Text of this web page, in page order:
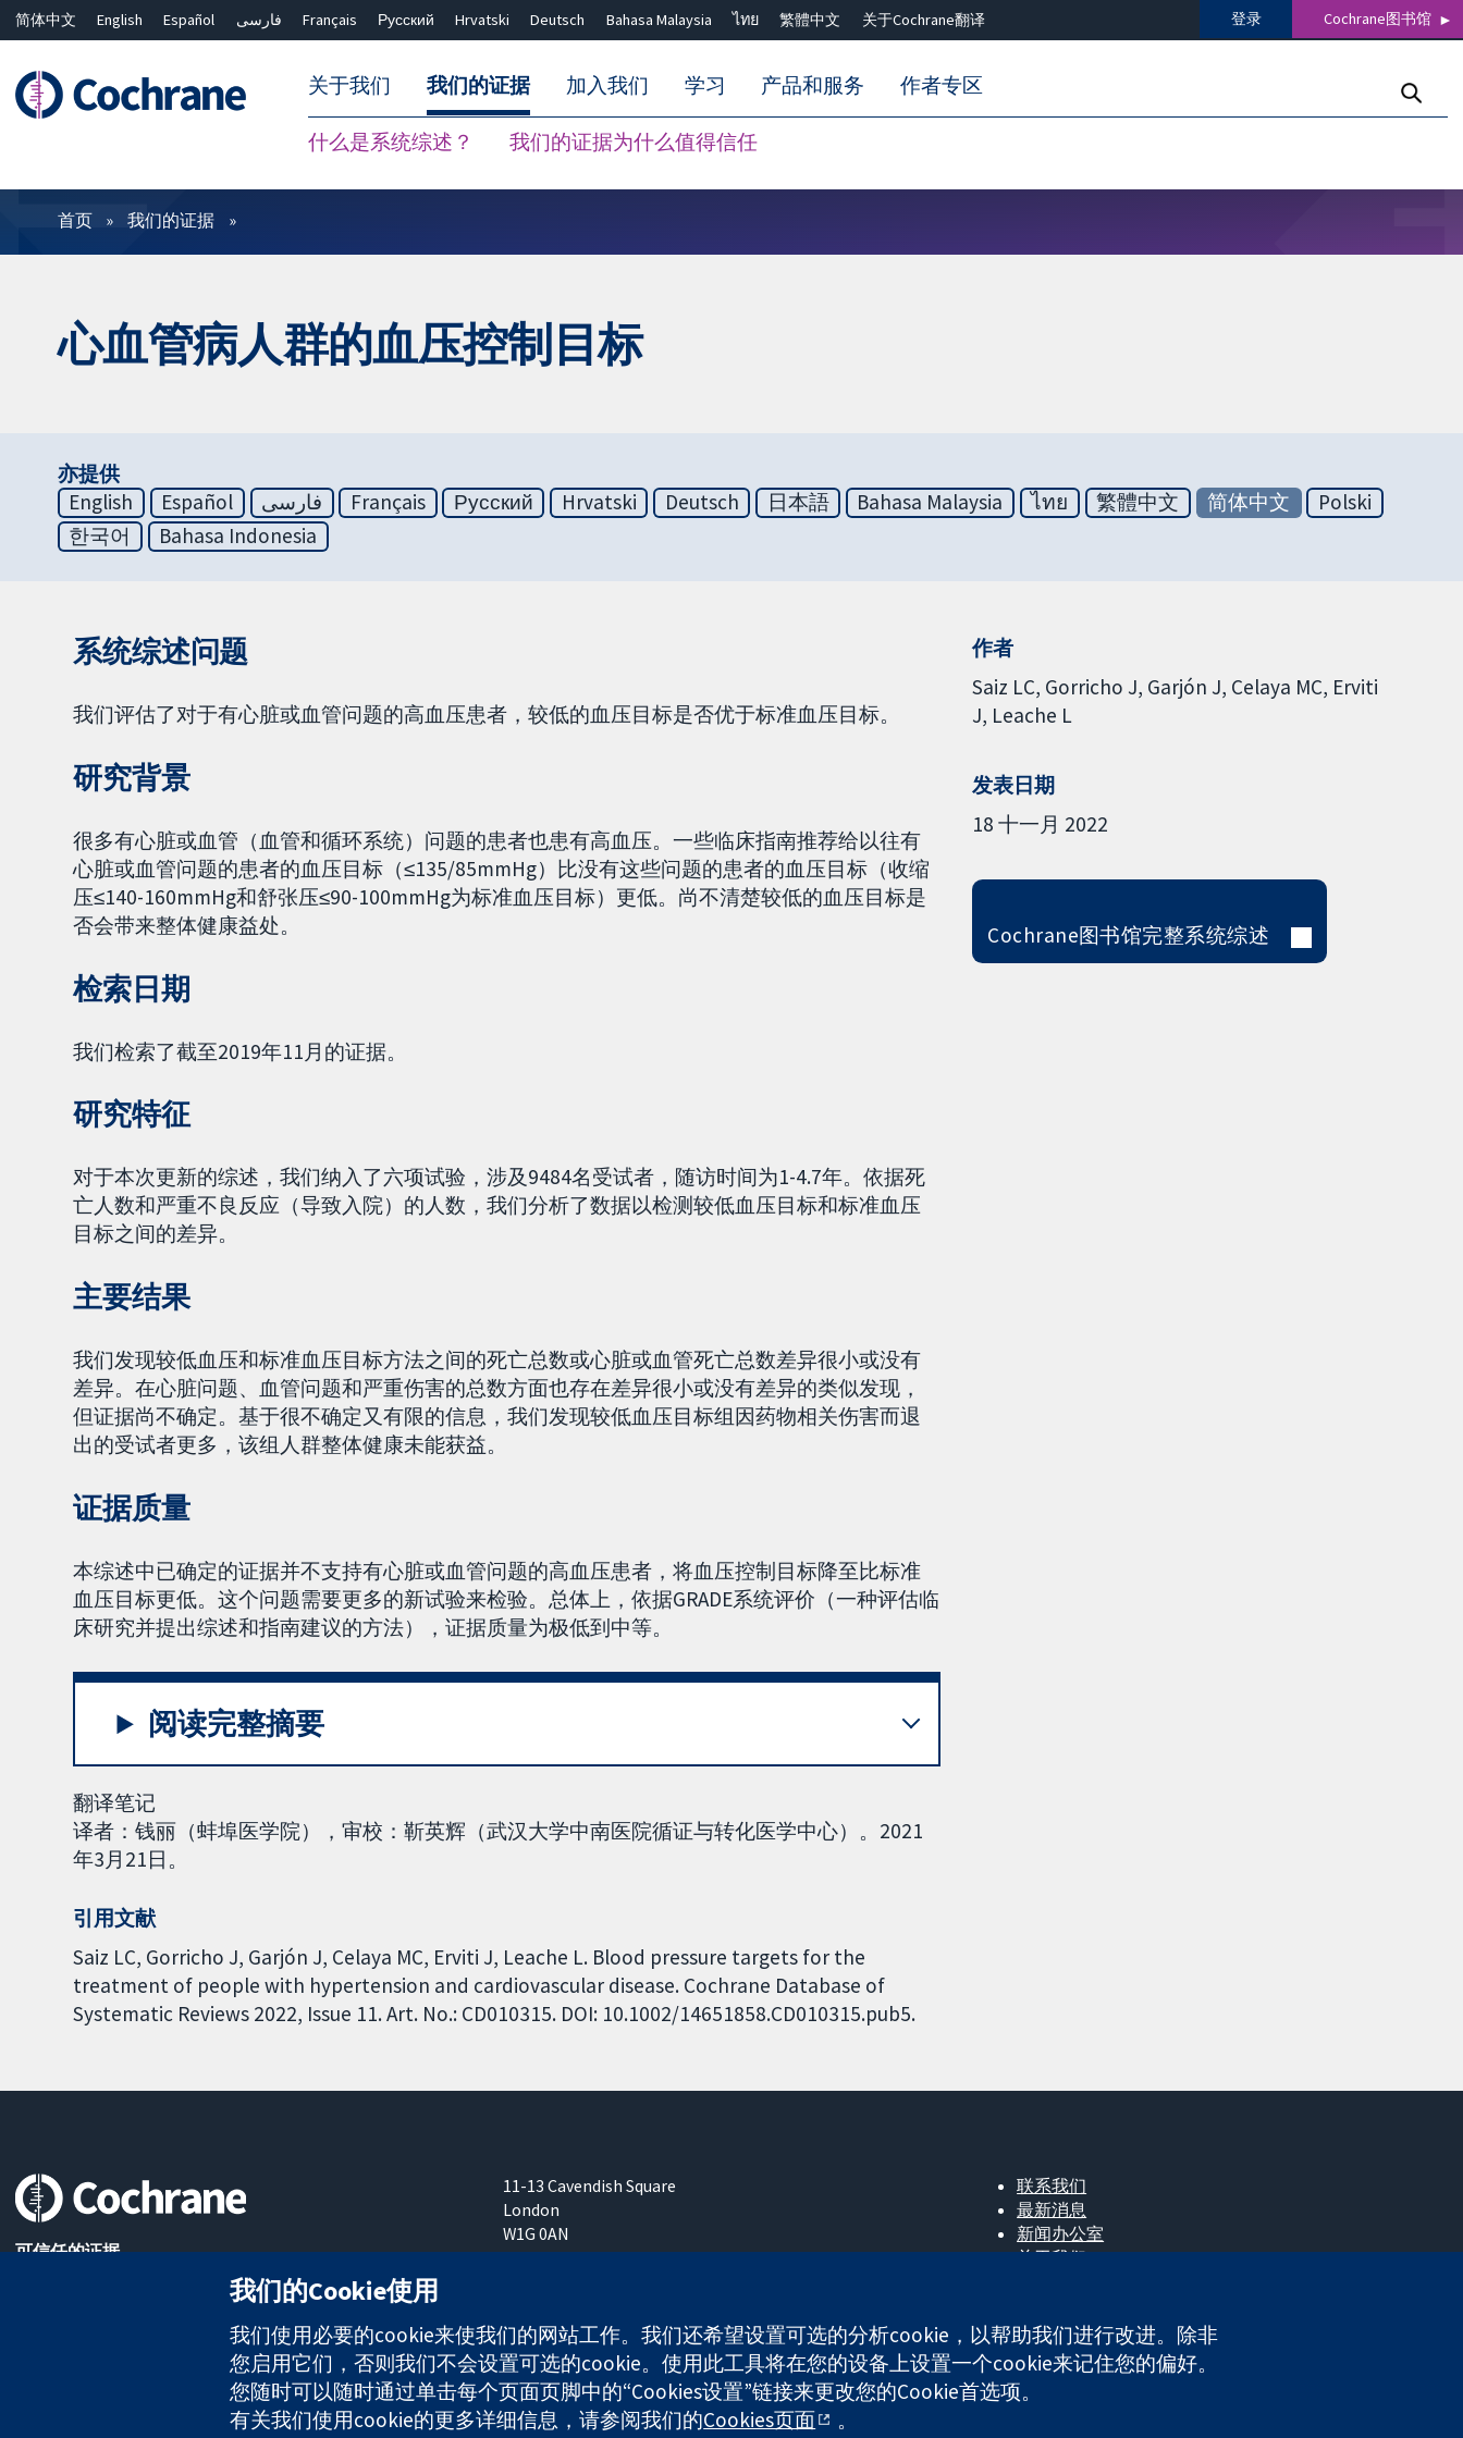
简体中文 English Español فارسی Français Русский Hrvatski Deutsch Bahasa Malaysia ไทย 繁體中文 关于Cochrane翻译 登录 Cochrane图书馆
关于我们 我们的证据
什么是系统综述？ 我们的证据为什么值得信任
加入我们 学习 产品和服务 作者专区
过滤
首页 我们的证据
心血管病人群的血压控制目标
亦提供
English
Español فارسی Français Русский Hrvatski Deutsch 日本語 Bahasa Malaysia ไทย 繁體中文 简体中文
Polski
한국어
Bahasa Indonesia
系统综述问题
我们评估了对于有心脏或血管问题的高血压患者，较低的血压目标是否优于标准血压目标。
研究背景
很多有心脏或血管（血管和循环系统）问题的患者也患有高血压。一些临床指南推荐给以往有
心脏或血管问题的患者的血压目标（≤135/85mmHg）比没有这些问题的患者的血压目标（收缩
压≤140-160mmHg和舒张压≤90-100mmHg为标准血压目标）更低。尚不清楚较低的血压目标是
否会带来整体健康益处。
检索日期
我们检索了截至2019年11月的证据。
研究特征
对于本次更新的综述，我们纳入了六项试验，涉及9484名受试者，随访时间为1-4.7年。依据死
亡人数和严重不良反应（导致入院）的人数，我们分析了数据以检测较低血压目标和标准血压
目标之间的差异。
主要结果
我们发现较低血压和标准血压目标方法之间的死亡总数或心脏或血管死亡总数差异很小或没有
差异。在心脏问题、血管问题和严重伤害的总数方面也存在差异很小或没有差异的类似发现，
但证据尚不确定。基于很不确定又有限的信息，我们发现较低血压目标组因药物相关伤害而退
出的受试者更多，该组人群整体健康未能获益。
证据质量
本综述中已确定的证据并不支持有心脏或血管问题的高血压患者，将血压控制目标降至比标准
血压目标更低。这个问题需要更多的新试验来检验。总体上，依据GRADE系统评价（一种评估临
床研究并提出综述和指南建议的方法），证据质量为极低到中等。
阅读完整摘要
翻译笔记
译者：钱丽（蚌埠医学院），审校：靳英辉（武汉大学中南医院循证与转化医学中心）。2021
年3月21日。
引用文献
Saiz LC, Gorricho J, Garjón J, Celaya MC, Erviti J, Leache L. Blood pressure targets for the
treatment of people with hypertension and cardiovascular disease. Cochrane Database of
Systematic Reviews 2022, Issue 11. Art. No.: CD010315. DOI: 10.1002/14651858.CD010315.pub5.
作者
Saiz LC Gorricho J Garjón J Celaya MC Erviti
J Leache L
发表日期
18 十一月 2022
Cochrane图书馆完整系统综述
可信任的证据
11-13 Cavendish Square
London
W1G 0AN
United Kingdom
联系我们
最新消息
新闻办公室
关于我们
The Cochrane Collaboration is a charity (no. 1045921) and a company limited by guarantee (no. 03044323) registered in England & Wales. VAT registration number GB 718 2127 49.
我们的Cookie使用
我们使用必要的cookie来使我们的网站工作。我们还希望设置可选的分析cookie，以帮助我们进行改进。除非
您启用它们，否则我们不会设置可选的cookie。使用此工具将在您的设备上设置一个cookie来记住您的偏好。
您随时可以随时通过单击每个页面页脚中的“Cookies设置”链接来更改您的Cookie首选项。
有关我们使用cookie的更多详细信息，请参阅我们的Cookies页面 。